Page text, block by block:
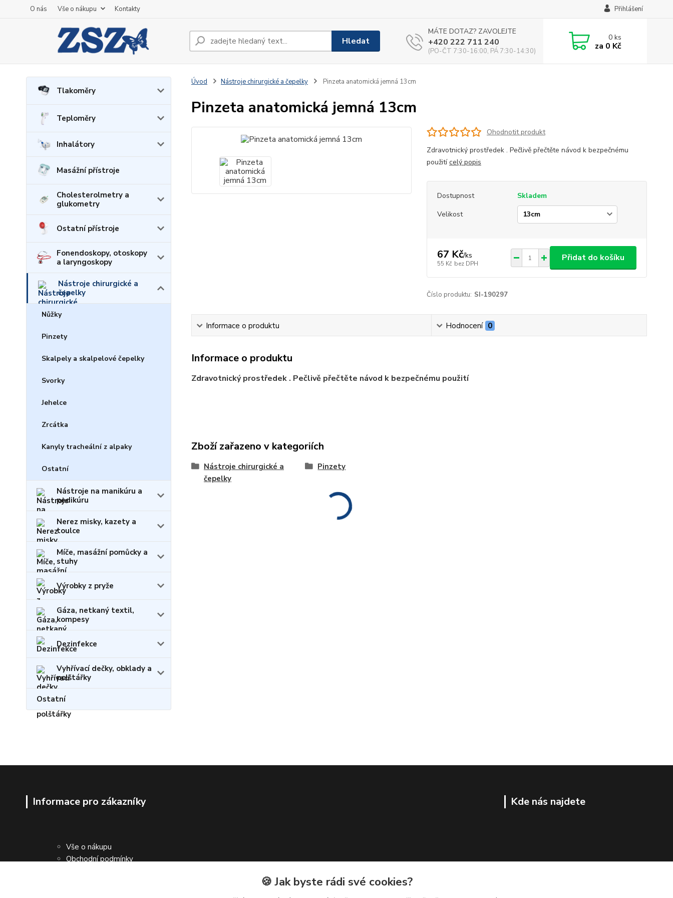
O nás Vše o nákupu Kontakty Přihlášení
Hledat
MÁTE DOTAZ? ZAVOLEJTE
+420 222 711 240
(PO-ČT 7:30-16:00, PÁ 7:30-14:30)
0ks
za 0 Kč
Tlakoměry
Teploměry
Inhalátory
Masážní přístroje
Cholesterolmetry a
glukometry
Ostatní přístroje
Fonendoskopy, otoskopy
a laryngoskopy
Nástroje chirurgické a
čepelky
Nůžky
Pinzety
Skalpely a skalpelové čepelky
Svorky
Jehelce
Zrcátka
Kanyly tracheální z alpaky
Ostatní
Nástroje na manikúru a
pedikúru
Nerez misky, kazety a
toulce
Míče, masážní pomůcky a
stuhy
Výrobky z pryže
Gáza, netkaný textil,
kompesy
Dezinfekce
Vyhřívací dečky, obklady a
polštářky
Ostatní
Úvod Nástroje chirurgické a čepelky Pinzeta anatomická jemná 13cm
Pinzeta anatomická jemná 13cm
Ohodnotit produkt
Zdravotnický prostředek . Pečlivě přečtěte návod k bezpečnému
použitícelý popis
Dostupnost
Skladem
Velikost
67 Kč/ks
55 Kč bez DPH
Přidat do košíku
Číslo produktu: SI-190297
Informace o produktu Hodnocení 0
Informace o produktu
Zdravotnický prostředek . Pečlivě přečtěte návod k bezpečnému použití
Zboží zařazeno v kategoriích
Nástroje chirurgické a
čepelky
Pinzety
Informace pro zákazníky
Vše o nákupu
Obchodní podmínky
Kde nás najdete
🍪 Jak byste rádi své cookies?